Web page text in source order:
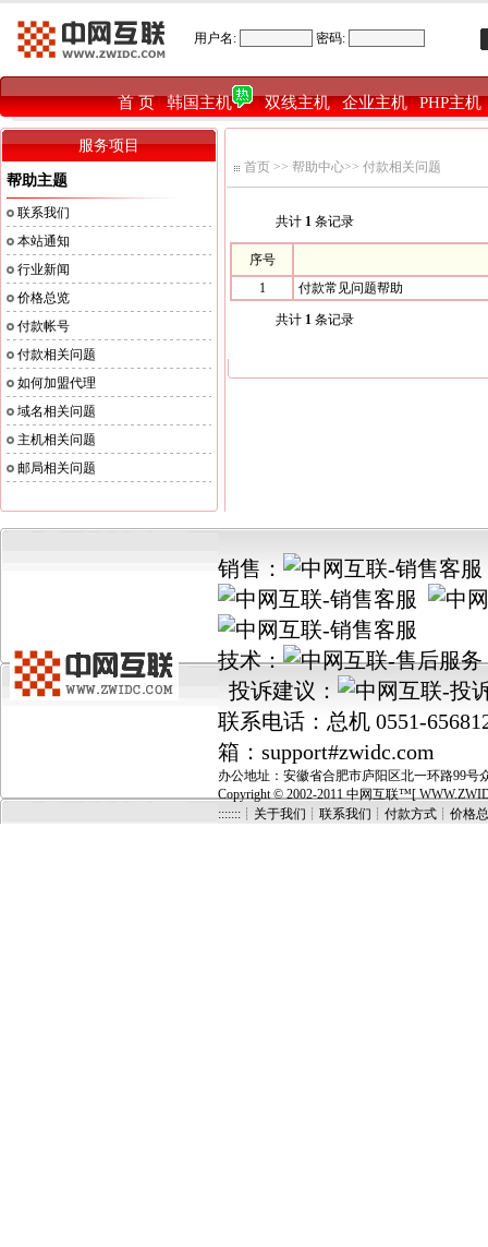
用户名: 密码:
首 页|韩国主机 |双线主机|企业主机|PHP主机
服务项目
帮助主题
联系我们
本站通知
行业新闻
价格总览
付款帐号
付款相关问题
如何加盟代理
域名相关问题
主机相关问题
邮局相关问题
首页 >> 帮助中心>> 付款相关问题
共计 1 条记录
序号
1
付款常见问题帮助
共计 1 条记录
销售：
技术：
投诉建议：
联系电话：总机 0551-
箱：support#zwidc.com
办公地址：安徽省合肥市庐阳区北一环路99号
Copyright © 2002-2011 中网互联™[
:::::::┊关于我们 ┊ 联系我们 ┊ 付款方式 ┊ 价格